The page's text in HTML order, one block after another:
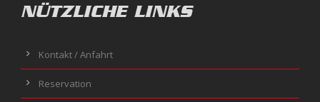
NÜTZLICHE LINKS
Kontakt / Anfahrt
Reservation